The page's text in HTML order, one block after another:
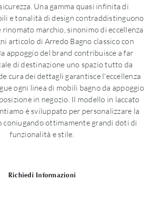
Una gamma quasi infinita di
e tonalità di design contraddistinguono
marchio, sinonimo di eccellenza
articolo di Arredo Bagno classico con
appoggio del brand contribuisce a far
di destinazione uno spazio tutto da
cura dei dettagli garantisce l'eccellenza
ogni linea di mobili bagno da appoggio
in negozio. Il modello in laccato
è sviluppato per personalizzare la
coniugando ottimamente grandi doti di
funzionalità e stile.
Richiedi Informazioni